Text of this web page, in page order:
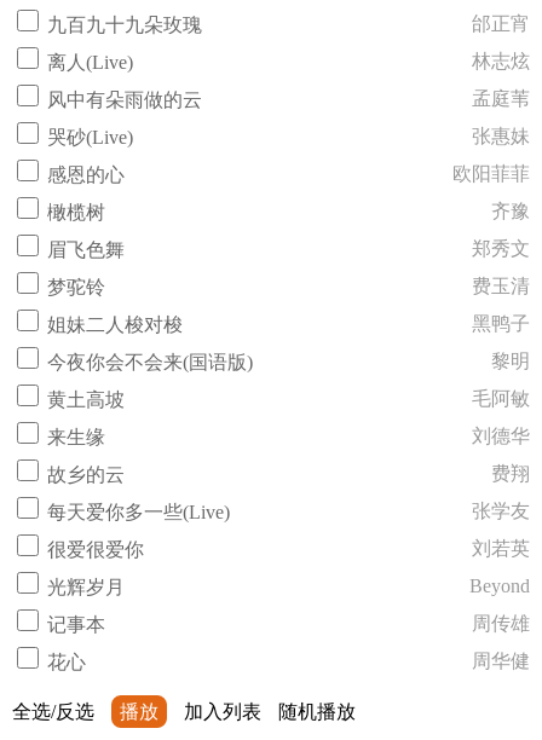
九百九十九朵玫瑰
邰正宵
离人(Live)
林志炫
风中有朵雨做的云
孟庭苇
哭砂(Live)
张惠妹
感恩的心
欧阳菲菲
橄榄树
齐豫
眉飞色舞
郑秀文
梦驼铃
费玉清
姐妹二人梭对梭
黑鸭子
今夜你会不会来(国语版)
黎明
黄土高坡
毛阿敏
来生缘
刘德华
故乡的云
费翔
每天爱你多一些(Live)
张学友
很爱很爱你
刘若英
光辉岁月
Beyond
记事本
周传雄
花心
周华健
全选/反选 播放 加入列表 随机播放